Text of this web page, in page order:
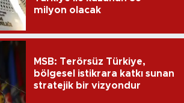
milyon olacak
MSB: Terörsüz Türkiye,
bölgesel istikrara katkı sunan
stratejik bir vizyondur